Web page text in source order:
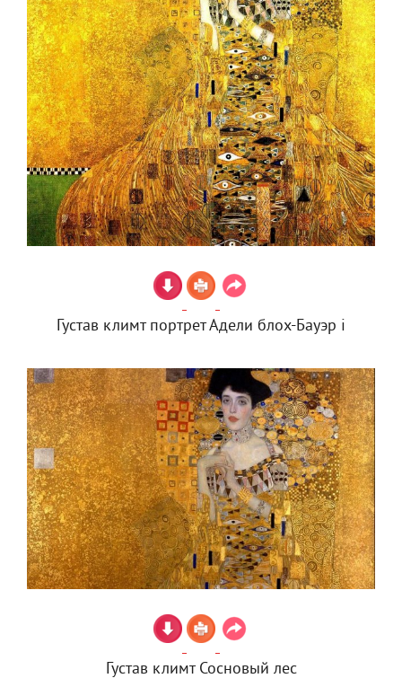
Густав климт портрет Адели блох-Бауэр i
Густав климт Сосновый лес